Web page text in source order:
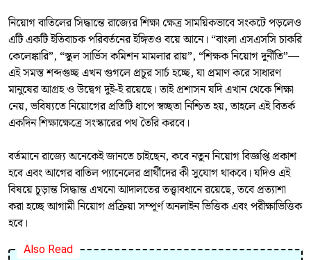
নিয়োগ বাতিলের সিদ্ধান্তে রাজ্যের শিক্ষা ক্ষেত্র সাময়িকভাবে সংকটে পড়লেও
এটি একটি ইতিবাচক পরিবর্তনের ইঙ্গিতও বয়ে আনে। “বাংলা এসএসসি চাকরি
কেলেঙ্কারি”, “স্কুল সার্ভিস কমিশন মামলার রায়”, “শিক্ষক নিয়োগ দুর্নীতি”—
এই সমস্ত শব্দগুচ্ছ এখন গুগলে প্রচুর সার্চ হচ্ছে, যা প্রমাণ করে সাধারণ
মানুষের আগ্রহ ও উদ্বেগ দুই-ই রয়েছে। তাই প্রশাসন যদি এখান থেকে শিক্ষা
নেয়, ভবিষ্যতে নিয়োগের প্রতিটি ধাপে স্বচ্ছতা নিশ্চিত হয়, তাহলে এই বিতর্ক
একদিন শিক্ষাক্ষেত্রে সংস্কারের পথ তৈরি করবে।
বর্তমানে রাজ্যে অনেকেই জানতে চাইছেন, কবে নতুন নিয়োগ বিজ্ঞপ্তি প্রকাশ
হবে এবং আগের বাতিল প্যানেলের প্রার্থীদের কী সুযোগ থাকবে। যদিও এই
বিষয়ে চূড়ান্ত সিদ্ধান্ত এখনো আদালতের তত্ত্বাবধানে রয়েছে, তবে প্রত্যাশা
করা হচ্ছে আগামী নিয়োগ প্রক্রিয়া সম্পূর্ণ অনলাইন ভিত্তিক এবং পরীক্ষাভিত্তিক
হবে।
Also Read